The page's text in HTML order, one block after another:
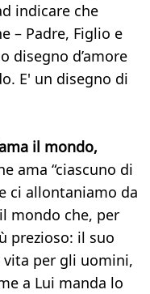
indicare che
– Padre, Figlio e
disegno d’amore
E' un disegno di
il mondo,
ama “ciascuno di
ci allontaniamo da
mondo che, per
prezioso: il suo
vita per gli uomini,
a Lui manda lo